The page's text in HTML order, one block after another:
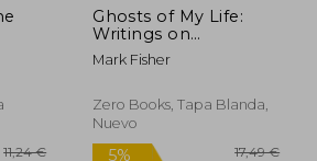
Ghosts of My Life:
Writings on
Depression,
Hauntology and Lost
Mark Fisher
Zero Books, Tapa Blanda,
Nuevo